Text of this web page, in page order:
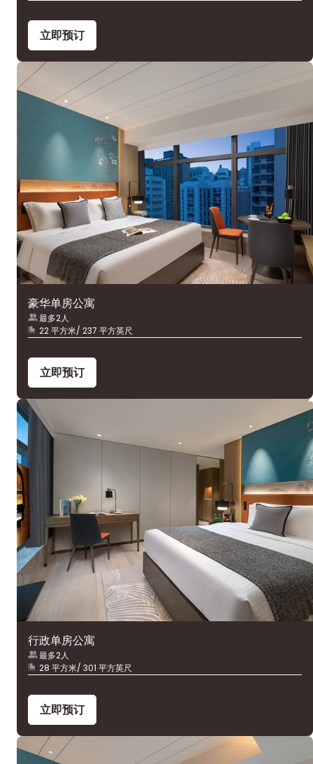
立即预订
豪华单房公寓
最多2人
22 平方米/ 237 平方英尺
立即预订
行政单房公寓
最多2人
28 平方米/ 301 平方英尺
立即预订